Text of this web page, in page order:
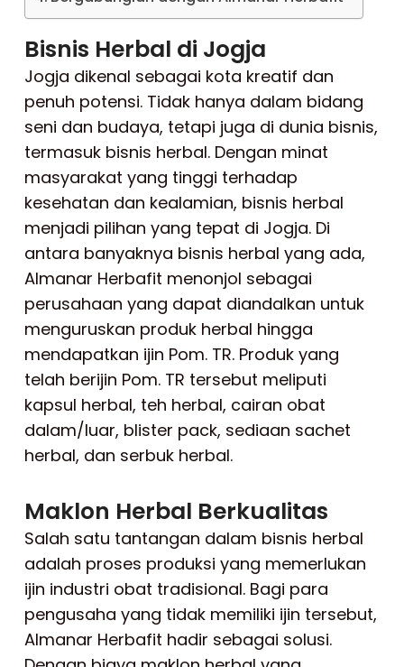
Bisnis Herbal di Jogja
Jogja dikenal sebagai kota kreatif dan
penuh potensi. Tidak hanya dalam bidang
seni dan budaya, tetapi juga di dunia bisnis,
termasuk bisnis herbal. Dengan minat
masyarakat yang tinggi terhadap
kesehatan dan kealamian, bisnis herbal
menjadi pilihan yang tepat di Jogja. Di
antara banyaknya bisnis herbal yang ada,
Almanar Herbafit menonjol sebagai
perusahaan yang dapat diandalkan untuk
menguruskan produk herbal hingga
mendapatkan ijin Pom. TR. Produk yang
telah berijin Pom. TR tersebut meliputi
kapsul herbal, teh herbal, cairan obat
dalam/luar, blister pack, sediaan sachet
herbal, dan serbuk herbal.
Maklon Herbal Berkualitas
Salah satu tantangan dalam bisnis herbal
adalah proses produksi yang memerlukan
ijin industri obat tradisional. Bagi para
pengusaha yang tidak memiliki ijin tersebut,
Almanar Herbafit hadir sebagai solusi.